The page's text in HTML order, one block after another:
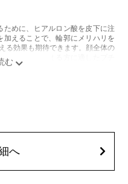
めに、ヒアルロン酸を皮下に注
加えることで、輪郭にメリハリを
る効果も期待できます。顔全体の
っ込んで見える方に適したプチ
出血、痛み、突っ張り感などが
週間程度で徐々に軽快します。ま
閉塞、しこり（硬化）や小さな
〜2週間程度は、注入部位を強く
税込)
へ